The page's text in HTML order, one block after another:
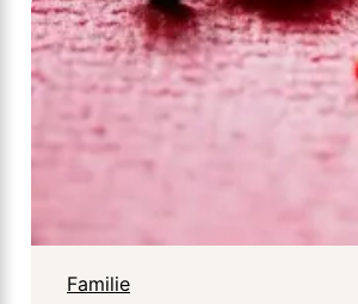
fly?
Den
store
Familie